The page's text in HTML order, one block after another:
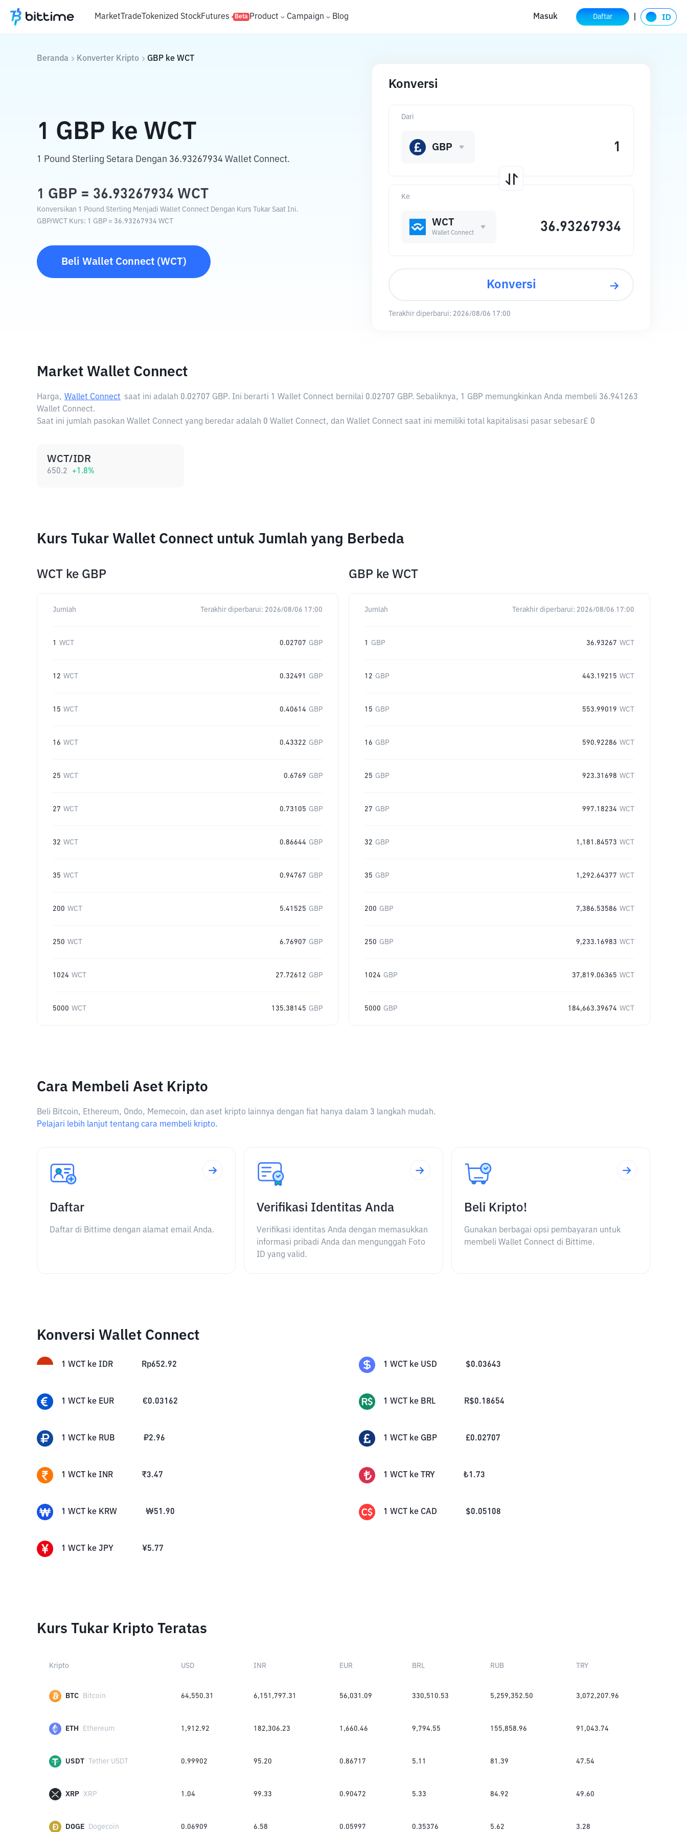
MarketTradeTokenized StockFutures Beta Product Campaign Blog Masuk Daftar
Beranda Konverter Kripto GBP ke WCT
1 GBP ke WCT
1 Pound Sterling Setara Dengan 36.93267934 Wallet Connect.
1 GBP = 36.93267934 WCT
Konversikan 1 Pound Sterling Menjadi Wallet Connect Dengan Kurs Tukar Saat Ini.
GBP/WCT Kurs: 1 GBP = 36.93267934 WCT
Beli Wallet Connect(WCT)
Konversi
Ke
WCT
Wallet Connect
Dari
GBP
Konversi
Terakhir diperbarui: 2026/08/06 17:00
Market Wallet Connect
Harga, Wallet Connect saat ini adalah 0.02707 GBP. Ini berarti 1 Wallet Connect bernilai 0.02707 GBP. Sebaliknya, 1 GBP memungkinkan Anda membeli 36.941263
Wallet Connect.
Saat ini jumlah pasokan Wallet Connect yang beredar adalah 0 Wallet Connect, dan Wallet Connect saat ini memiliki total kapitalisasi pasar sebesar£ 0
WCT/IDR
650.2 +1.8%
Kurs Tukar Wallet Connect untuk Jumlah yang Berbeda
WCT ke GBP
Jumlah Terakhir diperbarui: 2026/08/06 17:00
1 WCT 0.02707 GBP
12 WCT 0.32491 GBP
15 WCT 0.40614 GBP
16 WCT 0.43322 GBP
25 WCT 0.6769 GBP
27 WCT 0.73105 GBP
32 WCT 0.86644 GBP
35 WCT 0.94767 GBP
200 WCT 5.41525 GBP
250 WCT 6.76907 GBP
1024 WCT 27.72612 GBP
5000 WCT 135.38145 GBP
GBP ke WCT
Jumlah Terakhir diperbarui: 2026/08/06 17:00
1 GBP 36.93267 WCT
12 GBP 443.19215 WCT
15 GBP 553.99019 WCT
16 GBP 590.92286 WCT
25 GBP 923.31698 WCT
27 GBP 997.18234 WCT
32 GBP 1,181.84573 WCT
35 GBP 1,292.64377 WCT
200 GBP 7,386.53586 WCT
250 GBP 9,233.16983 WCT
1024 GBP 37,819.06365 WCT
5000 GBP 184,663.39674 WCT
Cara Membeli Aset Kripto
Beli Bitcoin, Ethereum, Ondo, Memecoin, dan aset kripto lainnya dengan fiat hanya dalam 3 langkah mudah.
Pelajari lebih lanjut tentang cara membeli kripto.
Daftar
Daftar di Bittime dengan alamat email Anda.
Verifikasi Identitas Anda
Verifikasi identitas Anda dengan memasukkan
informasi pribadi Anda dan mengunggah Foto
ID yang valid.
Beli Kripto!
Gunakan berbagai opsi pembayaran untuk
membeli Wallet Connect di Bittime.
Konversi Wallet Connect
1 WCT ke IDR Rp652.92 1 WCT ke USD $0.03643
1 WCT ke EUR €0.03162 1 WCT ke BRL R$0.18654
1 WCT ke RUB ₽2.96 1 WCT ke GBP £0.02707
1 WCT ke INR ₹3.47 1 WCT ke TRY ₺1.73
1 WCT ke KRW ₩51.90 1 WCT ke CAD $0.05108
1 WCT ke JPY ¥5.77
Kurs Tukar Kripto Teratas
Kripto USD INR EUR BRL RUB TRY
BTC Bitcoin 64,550.31 6,151,797.31 56,031.09 330,510.53 5,259,352.50 3,072,207.96
ETH Ethereum 1,912.92 182,306.23 1,660.46 9,794.55 155,858.96 91,043.74
USDT Tether USDT 0.99902 95.20 0.86717 5.11 81.39 47.54
XRP XRP 1.04 99.33 0.90472 5.33 84.92 49.60
DOGE Dogecoin 0.06909 6.58 0.05997 0.35376 5.62 3.28